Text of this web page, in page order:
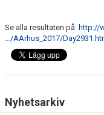
Se alla resultaten på: http://
…/AArhus_2017/
Nyhetsarkiv